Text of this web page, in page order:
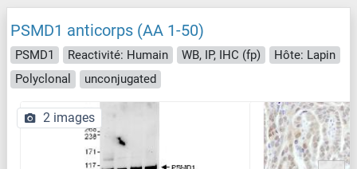
PSMD1 anticorps (AA 1-50)
PSMD1 Reactivité: Humain WB, IP, IHC (fp)
Hôte: Lapin
Polyclonal
unconjugated
2 images